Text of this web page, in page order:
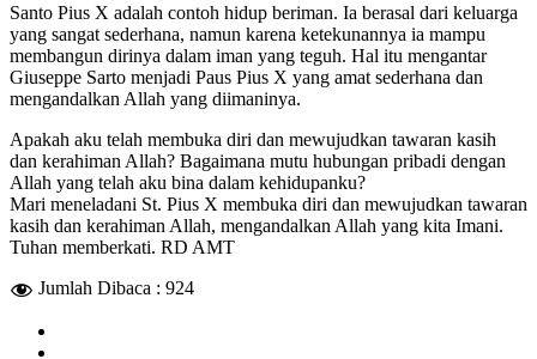
Santo Pius X adalah contoh hidup beriman. Ia berasal dari keluarga
yang sangat sederhana, namun karena ketekunannya ia mampu
membangun dirinya dalam iman yang teguh. Hal itu mengantar
Giuseppe Sarto menjadi Paus Pius X yang amat sederhana dan
mengandalkan Allah yang diimaninya.
Apakah aku telah membuka diri dan mewujudkan tawaran kasih
dan kerahiman Allah? Bagaimana mutu hubungan pribadi dengan
Allah yang telah aku bina dalam kehidupanku?
Mari meneladani St. Pius X membuka diri dan mewujudkan tawaran
kasih dan kerahiman Allah, mengandalkan Allah yang kita Imani.
Tuhan memberkati. RD AMT
Jumlah Dibaca : 924